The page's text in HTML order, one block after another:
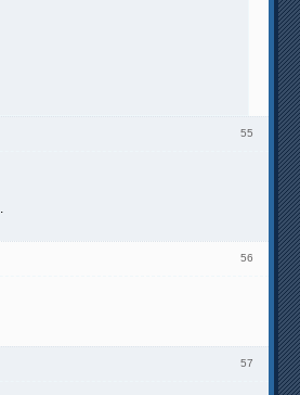
55
56
57